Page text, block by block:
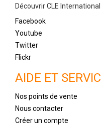
Découvrir CLE
Facebook
Youtube
Twitter
Flickr
AIDE ET
Nos points de vente
Nous contacter
Créer un compte